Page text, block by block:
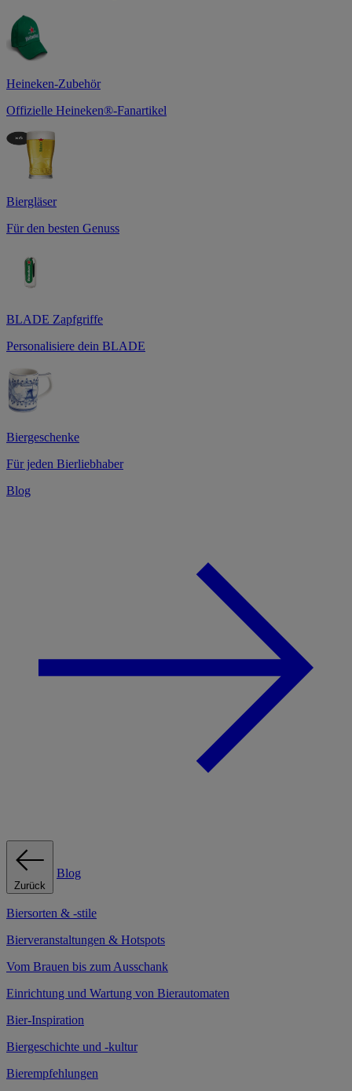
Heineken-Zubehör
Offizielle Heineken®-Fanartikel
Biergläser
Für den besten Genuss
BLADE Zapfgriffe
Personalisiere dein BLADE
Biergeschenke
Für jeden Bierliebhaber
Blog
Zurück
Blog
Biersorten & -stile
Bierveranstaltungen & Hotspots
Vom Brauen bis zum Ausschank
Einrichtung und Wartung von Bierautomaten
Bier-Inspiration
Biergeschichte und -kultur
Bierempfehlungen